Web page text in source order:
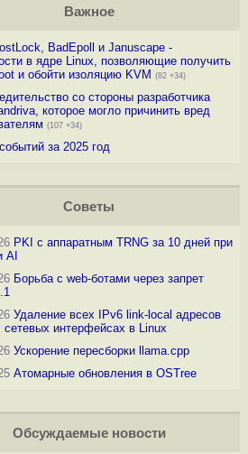
Важное
BadEpoll и Januscape -
в ядре Linux, позволяющие получить
и обойти изоляцию KVM (82 +34)
со стороны разработчика
которое могло причинить вред
(107 +34)
за 2025 год
Советы
PKI с аппаратным TRNG за 10 дней при
AI
Борьба с web-ботами через запрет
Удаление всех IPv6 link-local адресов
сетевых интерфейсах в Linux
Ускорение пересборки llama.cpp
Атомарные обновления в OSTree
Обсуждаемые новости